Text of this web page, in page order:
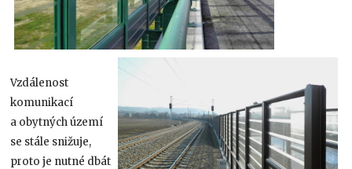
Vzdálenost
komunikací
a obytných území
se stále snižuje,
proto je nutné dbát